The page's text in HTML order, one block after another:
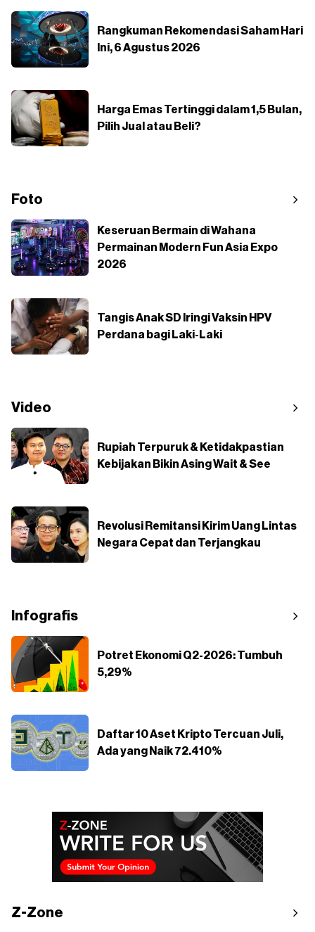
Rangkuman Rekomendasi Saham Hari
Ini, 6 Agustus 2026
Harga Emas Tertinggi dalam 1,5 Bulan,
Pilih Jual atau Beli?
Foto
Keseruan Bermain di Wahana
Permainan Modern Fun Asia Expo
2026
Tangis Anak SD Iringi Vaksin HPV
Perdana bagi Laki-Laki
Video
Rupiah Terpuruk & Ketidakpastian
Kebijakan Bikin Asing Wait & See
Revolusi Remitansi Kirim Uang Lintas
Negara Cepat dan Terjangkau
Infografis
Potret Ekonomi Q2-2026: Tumbuh
5,29%
Daftar 10 Aset Kripto Tercuan Juli,
Ada yang Naik 72.410%
Z-Zone